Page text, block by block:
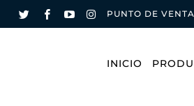
PUNTO DE VENTA
INICIO